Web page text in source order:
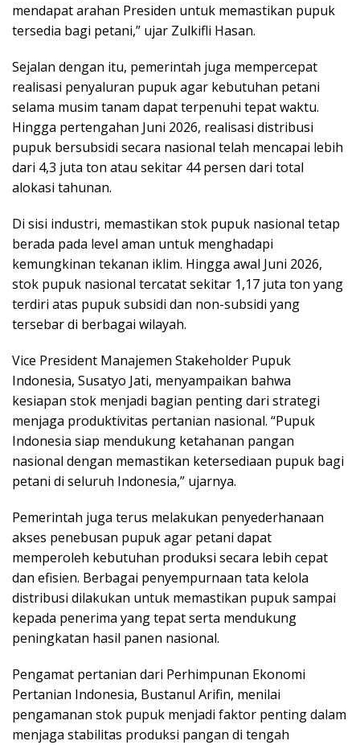
mendapat arahan Presiden untuk memastikan pupuk
tersedia bagi petani,” ujar Zulkifli Hasan.
Sejalan dengan itu, pemerintah juga mempercepat
realisasi penyaluran pupuk agar kebutuhan petani
selama musim tanam dapat terpenuhi tepat waktu.
Hingga pertengahan Juni 2026, realisasi distribusi
pupuk bersubsidi secara nasional telah mencapai lebih
dari 4,3 juta ton atau sekitar 44 persen dari total
alokasi tahunan.
Di sisi industri, memastikan stok pupuk nasional tetap
berada pada level aman untuk menghadapi
kemungkinan tekanan iklim. Hingga awal Juni 2026,
stok pupuk nasional tercatat sekitar 1,17 juta ton yang
terdiri atas pupuk subsidi dan non-subsidi yang
tersebar di berbagai wilayah.
Vice President Manajemen Stakeholder Pupuk
Indonesia, Susatyo Jati, menyampaikan bahwa
kesiapan stok menjadi bagian penting dari strategi
menjaga produktivitas pertanian nasional. “Pupuk
Indonesia siap mendukung ketahanan pangan
nasional dengan memastikan ketersediaan pupuk bagi
petani di seluruh Indonesia,” ujarnya.
Pemerintah juga terus melakukan penyederhanaan
akses penebusan pupuk agar petani dapat
memperoleh kebutuhan produksi secara lebih cepat
dan efisien. Berbagai penyempurnaan tata kelola
distribusi dilakukan untuk memastikan pupuk sampai
kepada penerima yang tepat serta mendukung
peningkatan hasil panen nasional.
Pengamat pertanian dari Perhimpunan Ekonomi
Pertanian Indonesia, Bustanul Arifin, menilai
pengamanan stok pupuk menjadi faktor penting dalam
menjaga stabilitas produksi pangan di tengah